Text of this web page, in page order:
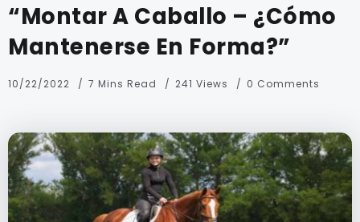
“Montar A Caballo – ¿Cómo
Mantenerse En Forma?”
10/22/2022 7 Mins Read 241 Views 0 Comments